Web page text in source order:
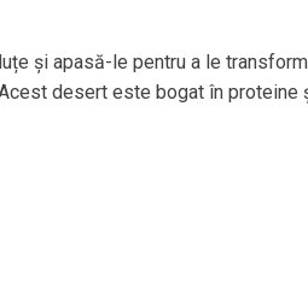
și apasă-le pentru a le
desert este bogat în proteine